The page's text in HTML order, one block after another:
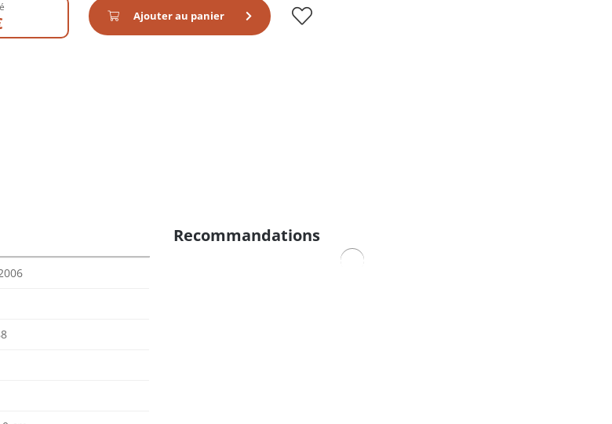
Ajouter au panier
Recommandations